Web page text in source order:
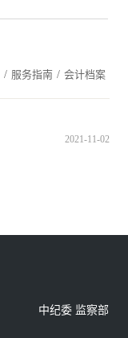
/ 服务指南 / 会计档案
2021-11-02
中纪委 监察部